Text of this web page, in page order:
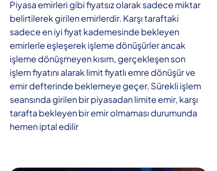
Piyasa emirleri gibi fiyatsız olarak sadece miktar
belirtilerek girilen emirlerdir. Karşı taraftaki
sadece en iyi fiyat kademesinde bekleyen
emirlerle eşleşerek işleme dönüşürler ancak
işleme dönüşmeyen kısım, gerçekleşen son
işlem fiyatını alarak limit fiyatlı emre dönüşür ve
emir defterinde beklemeye geçer. Sürekli işlem
seansında girilen bir piyasadan limite emir, karşı
tarafta bekleyen bir emir olmaması durumunda
hemen iptal edilir